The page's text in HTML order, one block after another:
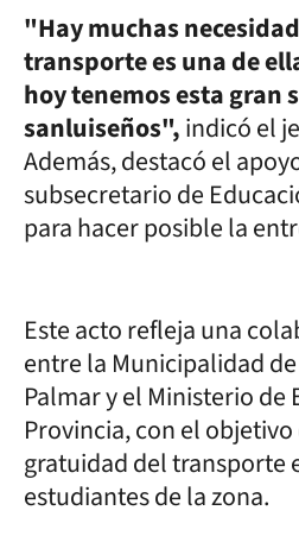
"Hay muchas
transporte es una de
hoy tenemos esta gran
sanluiseños",indicó el
Además, destacó el
subsecretario de
para hacer posible la
Este acto refleja una
entre la Municipalidad
Palmar y el Ministerio de
Provincia, con el
gratuidad del transporte
estudiantes de la zona.